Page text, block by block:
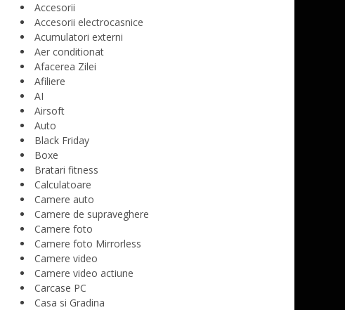
Accesorii
Accesorii electrocasnice
Acumulatori externi
Aer conditionat
Afacerea Zilei
Afiliere
AI
Airsoft
Auto
Black Friday
Boxe
Bratari fitness
Calculatoare
Camere auto
Camere de supraveghere
Camere foto
Camere foto Mirrorless
Camere video
Camere video actiune
Carcase PC
Casa si Gradina